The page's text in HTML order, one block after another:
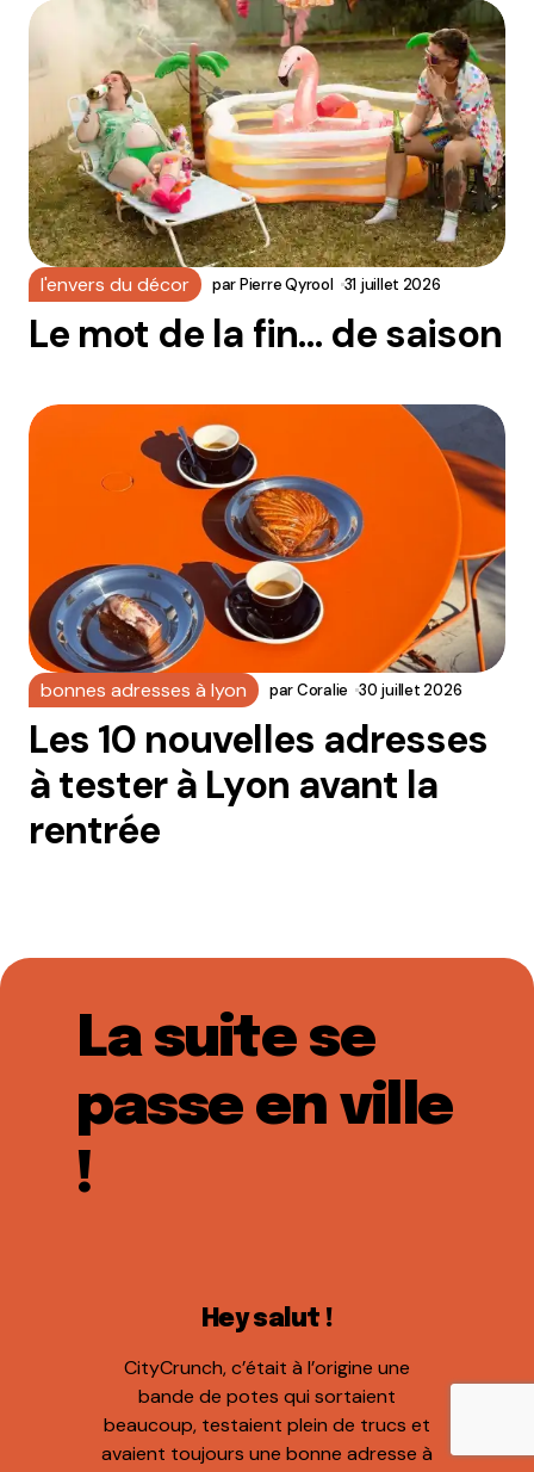
l'envers du décor parPierre Qyrool 31 juillet 2026
Le mot de la fin… de saison
bonnes adresses à lyon parCoralie 30 juillet 2026
Les 10 nouvelles adresses
à tester à Lyon avant la
rentrée
La suite se
passe en ville
!
Hey salut !
CityCrunch, c’était à l’origine une
bande de potes qui sortaient
beaucoup, testaient plein de trucs et
avaient toujours une bonne adresse à